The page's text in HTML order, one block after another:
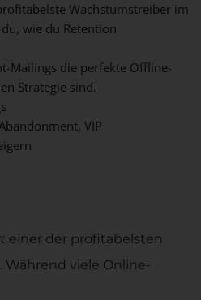
Wachstumstreiber im
wie du Retention
Mailings die perfekte Offline-
Strategie sind.
VIP
einer der profitabelsten
Während viele Online-